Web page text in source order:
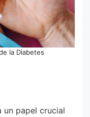
la Diabetes
un papel crucial